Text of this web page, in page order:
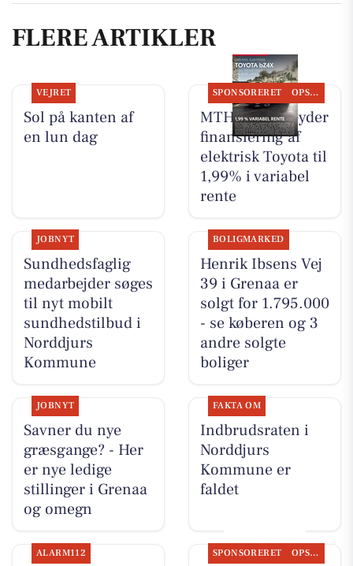
FLERE ARTIKLER
VEJRET
Sol på kanten af
en lun dag
SPONSORERET OPSLAGSTAVLEN
MTH Biler tilbyder
finansiering af
elektrisk Toyota til
1,99% i variabel
rente
JOBNYT
Sundhedsfaglig
medarbejder søges
til nyt mobilt
sundhedstilbud i
Norddjurs
Kommune
BOLIGMARKED
Henrik Ibsens Vej
39 i Grenaa er
solgt for 1.795.000
- se køberen og 3
andre solgte
boliger
JOBNYT
Savner du nye
græsgange? - Her
er nye ledige
stillinger i Grenaa
og omegn
FAKTA OM
Indbrudsraten i
Norddjurs
Kommune er
faldet
ALARM112 SPONSORERET OPSLAGSTAVLEN